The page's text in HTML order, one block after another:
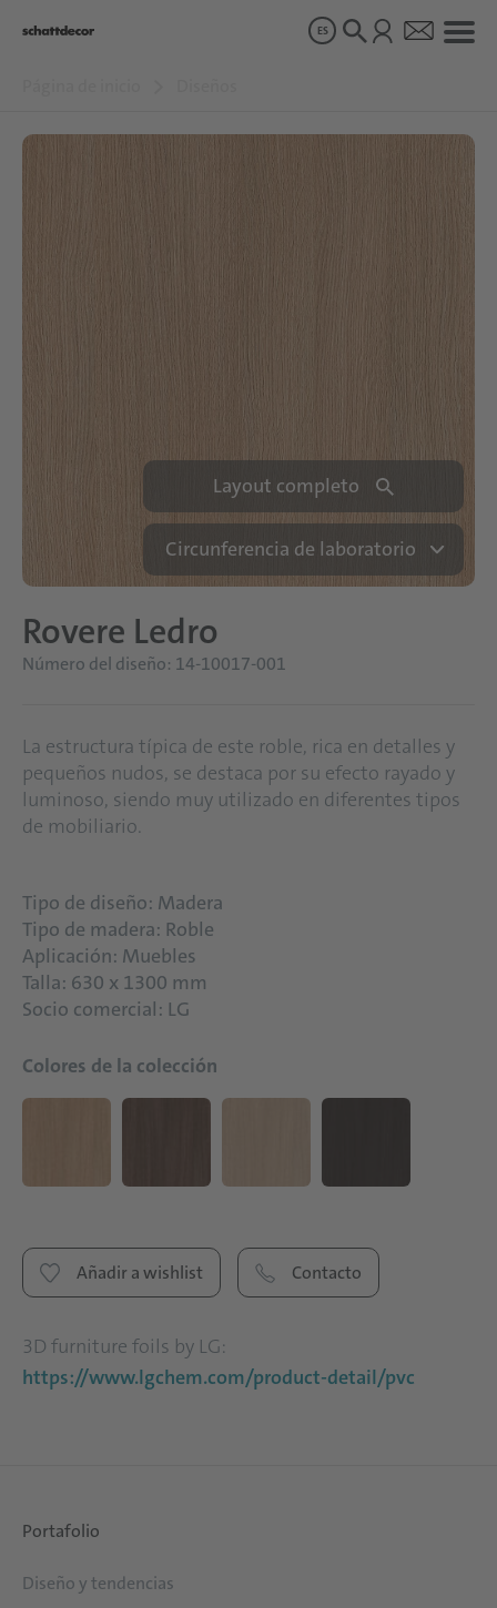
Sobre nosotros
Sostenibilidad
Carrera
ES
Layout completo
Circunferencia de laboratorio
Rovere Ledro
Número del diseño: 14-10017-001
La estructura típica de este roble, rica en detalles y
pequeños nudos, se destaca por su efecto rayado y
luminoso, siendo muy utilizado en diferentes tipos
de mobiliario.
Tipo de diseño: Madera
Tipo de madera: Roble
Aplicación: Muebles
Talla: 630 x 1300 mm
Socio comercial: LG
Colores de la colección
Añadir a wishlist Contacto
3D furniture foils by LG:
https://www.lgchem.com/product-detail/pvc
Portafolio
Diseño y tendencias